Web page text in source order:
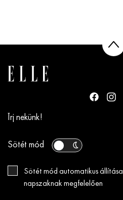
Írj nekünk!
Sötét mód
Sötét mód automatikus állítása
napszaknak megfelelően